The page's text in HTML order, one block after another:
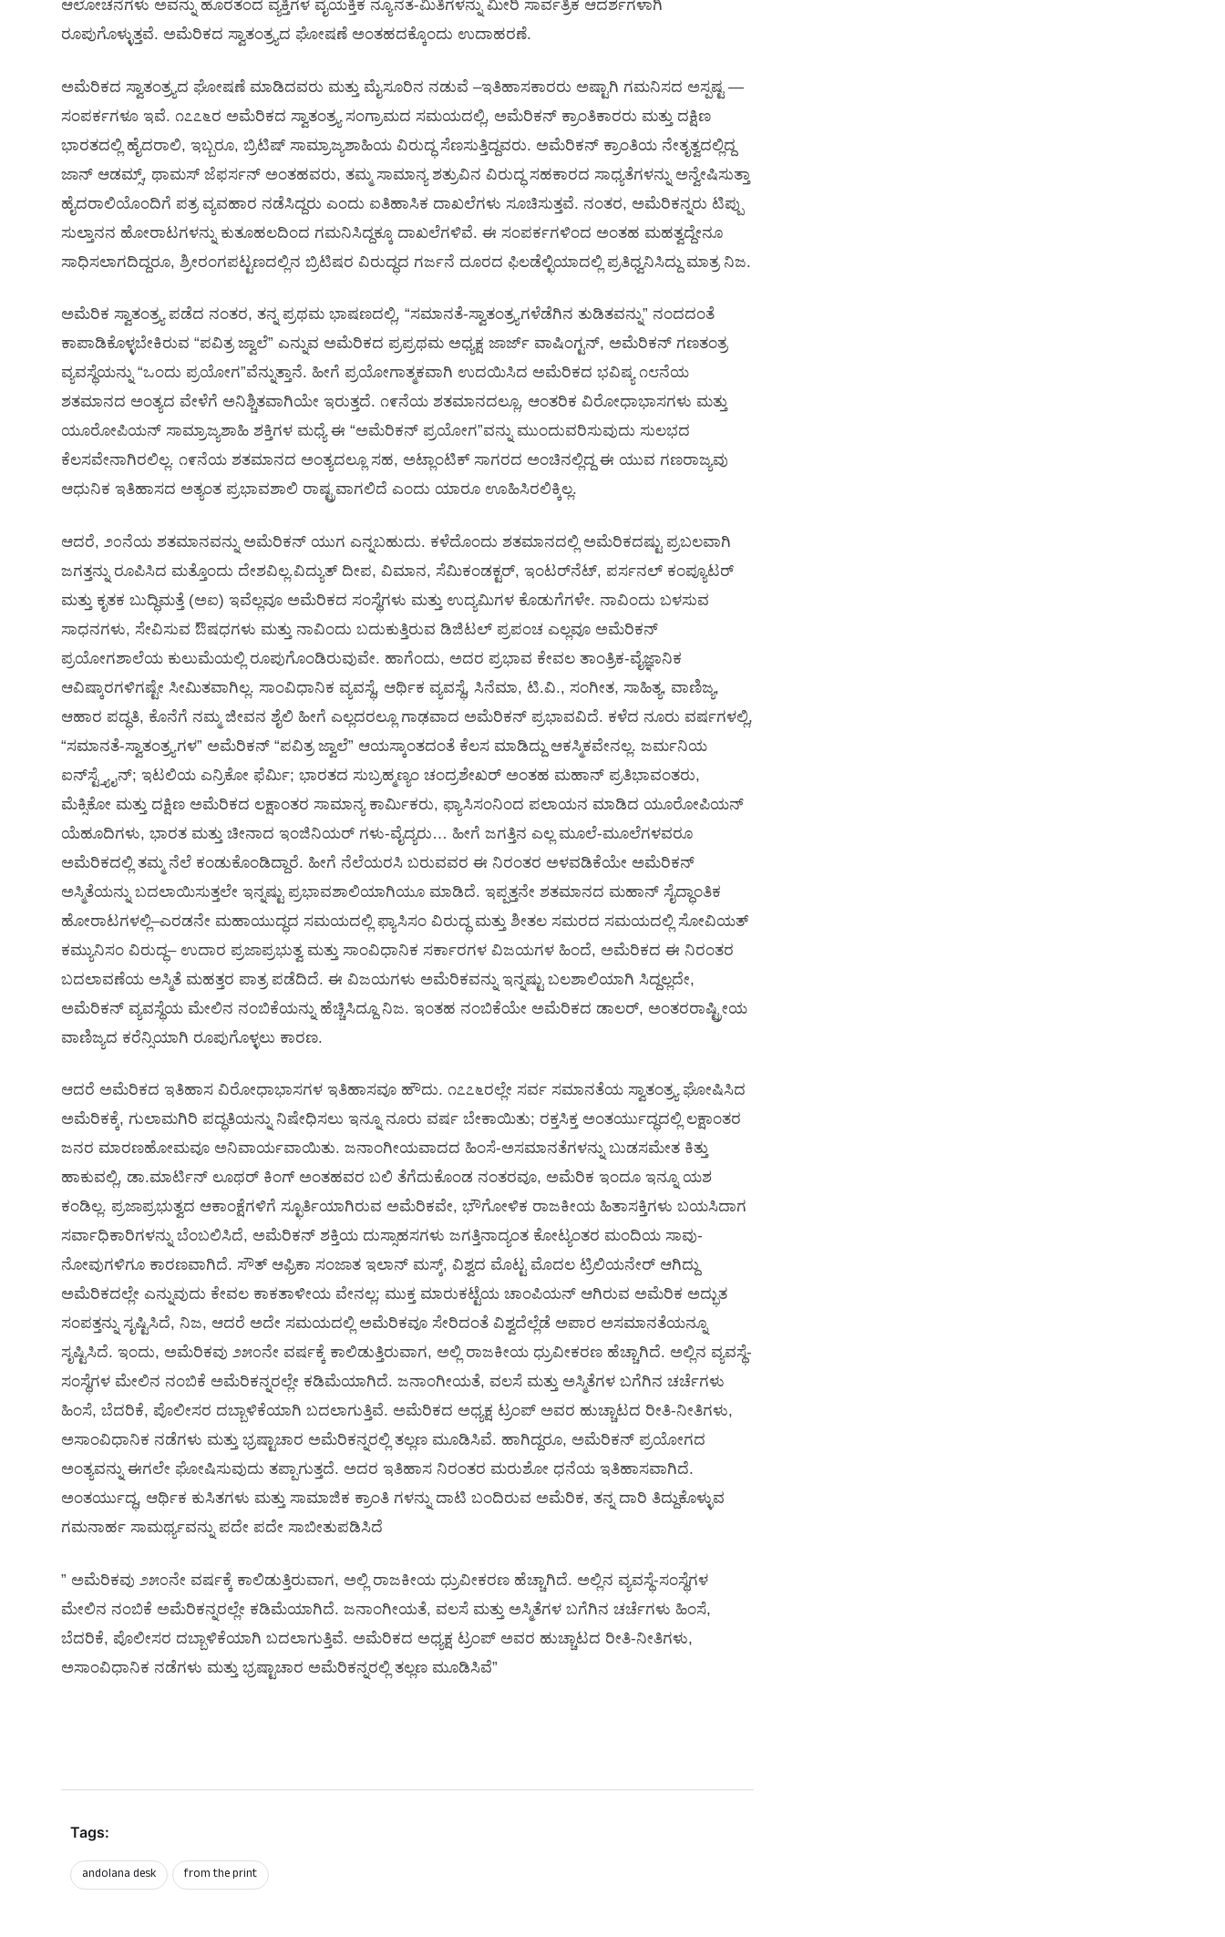
ಆಲೋಚನೆಗಳು ಅವನ್ನು ಹೊರತಂದ ವ್ಯಕ್ತಿಗಳ ವೈಯಕ್ತಿಕ ನ್ಯೂನತೆ-ಮಿತಿಗಳನ್ನು ಮೀರಿ ಸಾರ್ವತ್ರಿಕ ಆದರ್ಶಗಳಾಗಿ
ರೂಪುಗೊಳ್ಳುತ್ತವೆ. ಅಮೆರಿಕದ ಸ್ವಾತಂತ್ರ್ಯದ ಘೋಷಣೆ ಅಂತಹದಕ್ಕೊಂದು ಉದಾಹರಣೆ.
ಅಮೆರಿಕದ ಸ್ವಾತಂತ್ರ್ಯದ ಘೋಷಣೆ ಮಾಡಿದವರು ಮತ್ತು ಮೈಸೂರಿನ ನಡುವೆ –ಇತಿಹಾಸಕಾರರು ಅಷ್ಟಾಗಿ ಗಮನಿಸದ ಅಸ್ಪಷ್ಟ —
ಸಂಪರ್ಕಗಳೂ ಇವೆ. ೧೭೭೬ರ ಅಮೆರಿಕದ ಸ್ವಾತಂತ್ರ್ಯ ಸಂಗ್ರಾಮದ ಸಮಯದಲ್ಲಿ, ಅಮೆರಿಕನ್ ಕ್ರಾಂತಿಕಾರರು ಮತ್ತು ದಕ್ಷಿಣ
ಭಾರತದಲ್ಲಿ ಹೈದರಾಲಿ, ಇಬ್ಬರೂ, ಬ್ರಿಟಿಷ್ ಸಾಮ್ರಾಜ್ಯಶಾಹಿಯ ವಿರುದ್ಧ ಸೆಣಸುತ್ತಿದ್ದವರು. ಅಮೆರಿಕನ್ ಕ್ರಾಂತಿಯ ನೇತೃತ್ವದಲ್ಲಿದ್ದ
ಜಾನ್ ಆಡಮ್ಸ್, ಥಾಮಸ್ ಜೆಫರ್ಸನ್ ಅಂತಹವರು, ತಮ್ಮ ಸಾಮಾನ್ಯ ಶತ್ರುವಿನ ವಿರುದ್ಧ ಸಹಕಾರದ ಸಾಧ್ಯತೆಗಳನ್ನು ಅನ್ವೇಷಿಸುತ್ತಾ
ಹೈದರಾಲಿಯೊಂದಿಗೆ ಪತ್ರ ವ್ಯವಹಾರ ನಡೆಸಿದ್ದರು ಎಂದು ಐತಿಹಾಸಿಕ ದಾಖಲೆಗಳು ಸೂಚಿಸುತ್ತವೆ. ನಂತರ, ಅಮೆರಿಕನ್ನರು ಟಿಪ್ಪು
ಸುಲ್ತಾನನ ಹೋರಾಟಗಳನ್ನು ಕುತೂಹಲದಿಂದ ಗಮನಿಸಿದ್ದಕ್ಕೂ ದಾಖಲೆಗಳಿವೆ. ಈ ಸಂಪರ್ಕಗಳಿಂದ ಅಂತಹ ಮಹತ್ವದ್ದೇನೂ
ಸಾಧಿಸಲಾಗದಿದ್ದರೂ, ಶ್ರೀರಂಗಪಟ್ಟಣದಲ್ಲಿನ ಬ್ರಿಟಿಷರ ವಿರುದ್ಧದ ಗರ್ಜನೆ ದೂರದ ಫಿಲಡೆಲ್ಛಿಯಾದಲ್ಲಿ ಪ್ರತಿಧ್ವನಿಸಿದ್ದು ಮಾತ್ರ ನಿಜ.
ಅಮೆರಿಕ ಸ್ವಾತಂತ್ರ್ಯ ಪಡೆದ ನಂತರ, ತನ್ನ ಪ್ರಥಮ ಭಾಷಣದಲ್ಲಿ, “ಸಮಾನತೆ-ಸ್ವಾತಂತ್ರ್ಯಗಳೆಡೆಗಿನ ತುಡಿತವನ್ನು” ನಂದದಂತೆ
ಕಾಪಾಡಿಕೊಳ್ಳಬೇಕಿರುವ “ಪವಿತ್ರ ಜ್ವಾಲೆ” ಎನ್ನುವ ಅಮೆರಿಕದ ಪ್ರಪ್ರಥಮ ಅಧ್ಯಕ್ಷ ಜಾರ್ಜ್ ವಾಷಿಂಗ್ಟನ್, ಅಮೆರಿಕನ್ ಗಣತಂತ್ರ
ವ್ಯವಸ್ಥೆಯನ್ನು “ಒಂದು ಪ್ರಯೋಗ”ವೆನ್ನುತ್ತಾನೆ. ಹೀಗೆ ಪ್ರಯೋಗಾತ್ಮಕವಾಗಿ ಉದಯಿಸಿದ ಅಮೆರಿಕದ ಭವಿಷ್ಯ ೧೮ನೆಯ
ಶತಮಾನದ ಅಂತ್ಯದ ವೇಳೆಗೆ ಅನಿಶ್ಚಿತವಾಗಿಯೇ ಇರುತ್ತದೆ. ೧೯ನೆಯ ಶತಮಾನದಲ್ಲೂ, ಆಂತರಿಕ ವಿರೋಧಾಭಾಸಗಳು ಮತ್ತು
ಯೂರೋಪಿಯನ್ ಸಾಮ್ರಾಜ್ಯಶಾಹಿ ಶಕ್ತಿಗಳ ಮಧ್ಯೆ ಈ “ಅಮೆರಿಕನ್ ಪ್ರಯೋಗ”ವನ್ನು ಮುಂದುವರಿಸುವುದು ಸುಲಭದ
ಕೆಲಸವೇನಾಗಿರಲಿಲ್ಲ. ೧೯ನೆಯ ಶತಮಾನದ ಅಂತ್ಯದಲ್ಲೂ ಸಹ, ಅಟ್ಲಾಂಟಿಕ್ ಸಾಗರದ ಅಂಚಿನಲ್ಲಿದ್ದ ಈ ಯುವ ಗಣರಾಜ್ಯವು
ಆಧುನಿಕ ಇತಿಹಾಸದ ಅತ್ಯಂತ ಪ್ರಭಾವಶಾಲಿ ರಾಷ್ಟ್ರವಾಗಲಿದೆ ಎಂದು ಯಾರೂ ಊಹಿಸಿರಲಿಕ್ಕಿಲ್ಲ.
ಆದರೆ, ೨೦ನೆಯ ಶತಮಾನವನ್ನು ಅಮೆರಿಕನ್ ಯುಗ ಎನ್ನಬಹುದು. ಕಳೆದೊಂದು ಶತಮಾನದಲ್ಲಿ ಅಮೆರಿಕದಷ್ಟು ಪ್ರಬಲವಾಗಿ
ಜಗತ್ತನ್ನು ರೂಪಿಸಿದ ಮತ್ತೊಂದು ದೇಶವಿಲ್ಲ.ವಿದ್ಯುತ್ ದೀಪ, ವಿಮಾನ, ಸೆಮಿಕಂಡಕ್ಟರ್, ಇಂಟರ್‌ನೆಟ್, ಪರ್ಸನಲ್ ಕಂಪ್ಯೂಟರ್
ಮತ್ತು ಕೃತಕ ಬುದ್ಧಿಮತ್ತೆ (ಅಐ) ಇವೆಲ್ಲವೂ ಅಮೆರಿಕದ ಸಂಸ್ಥೆಗಳು ಮತ್ತು ಉದ್ಯಮಿಗಳ ಕೊಡುಗೆಗಳೇ. ನಾವಿಂದು ಬಳಸುವ
ಸಾಧನಗಳು, ಸೇವಿಸುವ ಔಷಧಗಳು ಮತ್ತು ನಾವಿಂದು ಬದುಕುತ್ತಿರುವ ಡಿಜಿಟಲ್ ಪ್ರಪಂಚ ಎಲ್ಲವೂ ಅಮೆರಿಕನ್
ಪ್ರಯೋಗಶಾಲೆಯ ಕುಲುಮೆಯಲ್ಲಿ ರೂಪುಗೊಂಡಿರುವುವೇ. ಹಾಗೆಂದು, ಅದರ ಪ್ರಭಾವ ಕೇವಲ ತಾಂತ್ರಿಕ-ವೈಜ್ಞಾನಿಕ
ಆವಿಷ್ಕಾರಗಳಿಗಷ್ಟೇ ಸೀಮಿತವಾಗಿಲ್ಲ. ಸಾಂವಿಧಾನಿಕ ವ್ಯವಸ್ಥೆ, ಆರ್ಥಿಕ ವ್ಯವಸ್ಥೆ, ಸಿನೆಮಾ, ಟಿ.ವಿ., ಸಂಗೀತ, ಸಾಹಿತ್ಯ, ವಾಣಿಜ್ಯ,
ಆಹಾರ ಪದ್ಧತಿ, ಕೊನೆಗೆ ನಮ್ಮ ಜೀವನ ಶೈಲಿ ಹೀಗೆ ಎಲ್ಲದರಲ್ಲೂ ಗಾಢವಾದ ಅಮೆರಿಕನ್ ಪ್ರಭಾವವಿದೆ. ಕಳೆದ ನೂರು ವರ್ಷಗಳಲ್ಲಿ,
“ಸಮಾನತೆ-ಸ್ವಾತಂತ್ರ್ಯಗಳ” ಅಮೆರಿಕನ್ “ಪವಿತ್ರ ಜ್ವಾಲೆ” ಆಯಸ್ಕಾಂತದಂತೆ ಕೆಲಸ ಮಾಡಿದ್ದು ಆಕಸ್ಮಿಕವೇನಲ್ಲ. ಜರ್ಮನಿಯ
ಐನ್‌ಸ್ಟ್ತ್ಯೈನ್; ಇಟಲಿಯ ಎನ್ರಿಕೋ ಫೆರ್ಮಿ; ಭಾರತದ ಸುಬ್ರಹ್ಮಣ್ಯಂ ಚಂದ್ರಶೇಖರ್ ಅಂತಹ ಮಹಾನ್ ಪ್ರತಿಭಾವಂತರು,
ಮೆಕ್ಸಿಕೋ ಮತ್ತು ದಕ್ಷಿಣ ಅಮೆರಿಕದ ಲಕ್ಷಾಂತರ ಸಾಮಾನ್ಯ ಕಾರ್ಮಿಕರು, ಫ್ಯಾಸಿಸಂನಿಂದ ಪಲಾಯನ ಮಾಡಿದ ಯೂರೋಪಿಯನ್
ಯೆಹೂದಿಗಳು, ಭಾರತ ಮತ್ತು ಚೀನಾದ ಇಂಜಿನಿಯರ್ ಗಳು-ವೈದ್ಯರು… ಹೀಗೆ ಜಗತ್ತಿನ ಎಲ್ಲ ಮೂಲೆ-ಮೂಲೆಗಳವರೂ
ಅಮೆರಿಕದಲ್ಲಿ ತಮ್ಮ ನೆಲೆ ಕಂಡುಕೊಂಡಿದ್ದಾರೆ. ಹೀಗೆ ನೆಲೆಯರಸಿ ಬರುವವರ ಈ ನಿರಂತರ ಅಳವಡಿಕೆಯೇ ಅಮೆರಿಕನ್
ಅಸ್ಮಿತೆಯನ್ನು ಬದಲಾಯಿಸುತ್ತಲೇ ಇನ್ನಷ್ಟು ಪ್ರಭಾವಶಾಲಿಯಾಗಿಯೂ ಮಾಡಿದೆ. ಇಪ್ಪತ್ತನೇ ಶತಮಾನದ ಮಹಾನ್ ಸೈದ್ಧಾಂತಿಕ
ಹೋರಾಟಗಳಲ್ಲಿ–ಎರಡನೇ ಮಹಾಯುದ್ಧದ ಸಮಯದಲ್ಲಿ ಫ್ಯಾಸಿಸಂ ವಿರುದ್ಧ ಮತ್ತು ಶೀತಲ ಸಮರದ ಸಮಯದಲ್ಲಿ ಸೋವಿಯತ್
ಕಮ್ಯುನಿಸಂ ವಿರುದ್ಧ– ಉದಾರ ಪ್ರಜಾಪ್ರಭುತ್ವ ಮತ್ತು ಸಾಂವಿಧಾನಿಕ ಸರ್ಕಾರಗಳ ವಿಜಯಗಳ ಹಿಂದೆ, ಅಮೆರಿಕದ ಈ ನಿರಂತರ
ಬದಲಾವಣೆಯ ಅಸ್ಮಿತೆ ಮಹತ್ತರ ಪಾತ್ರ ಪಡೆದಿದೆ. ಈ ವಿಜಯಗಳು ಅಮೆರಿಕವನ್ನು ಇನ್ನಷ್ಟು ಬಲಶಾಲಿಯಾಗಿ ಸಿದ್ದಲ್ಲದೇ,
ಅಮೆರಿಕನ್ ವ್ಯವಸ್ಥೆಯ ಮೇಲಿನ ನಂಬಿಕೆಯನ್ನು ಹೆಚ್ಚಿಸಿದ್ದೂ ನಿಜ. ಇಂತಹ ನಂಬಿಕೆಯೇ ಅಮೆರಿಕದ ಡಾಲರ್, ಅಂತರರಾಷ್ಟ್ರೀಯ
ವಾಣಿಜ್ಯದ ಕರೆನ್ಸಿಯಾಗಿ ರೂಪುಗೊಳ್ಳಲು ಕಾರಣ.
ಆದರೆ ಅಮೆರಿಕದ ಇತಿಹಾಸ ವಿರೋಧಾಭಾಸಗಳ ಇತಿಹಾಸವೂ ಹೌದು. ೧೭೭೬ರಲ್ಲೇ ಸರ್ವ ಸಮಾನತೆಯ ಸ್ವಾತಂತ್ರ್ಯ ಘೋಷಿಸಿದ
ಅಮೆರಿಕಕ್ಕೆ, ಗುಲಾಮಗಿರಿ ಪದ್ಧತಿಯನ್ನು ನಿಷೇಧಿಸಲು ಇನ್ನೂ ನೂರು ವರ್ಷ ಬೇಕಾಯಿತು; ರಕ್ತಸಿಕ್ತ ಅಂತರ್ಯುದ್ಧದಲ್ಲಿ ಲಕ್ಷಾಂತರ
ಜನರ ಮಾರಣಹೋಮವೂ ಅನಿವಾರ್ಯವಾಯಿತು. ಜನಾಂಗೀಯವಾದದ ಹಿಂಸೆ-ಅಸಮಾನತೆಗಳನ್ನು ಬುಡಸಮೇತ ಕಿತ್ತು
ಹಾಕುವಲ್ಲಿ, ಡಾ.ಮಾರ್ಟಿನ್ ಲೂಥರ್ ಕಿಂಗ್ ಅಂತಹವರ ಬಲಿ ತೆಗೆದುಕೊಂಡ ನಂತರವೂ, ಅಮೆರಿಕ ಇಂದೂ ಇನ್ನೂ ಯಶ
ಕಂಡಿಲ್ಲ. ಪ್ರಜಾಪ್ರಭುತ್ವದ ಆಕಾಂಕ್ಷೆಗಳಿಗೆ ಸ್ಛೂರ್ತಿಯಾಗಿರುವ ಅಮೆರಿಕವೇ, ಭೌಗೋಳಿಕ ರಾಜಕೀಯ ಹಿತಾಸಕ್ತಿಗಳು ಬಯಸಿದಾಗ
ಸರ್ವಾಧಿಕಾರಿಗಳನ್ನು ಬೆಂಬಲಿಸಿದೆ, ಅಮೆರಿಕನ್ ಶಕ್ತಿಯ ದುಸ್ಸಾಹಸಗಳು ಜಗತ್ತಿನಾದ್ಯಂತ ಕೋಟ್ಯಂತರ ಮಂದಿಯ ಸಾವು-
ನೋವುಗಳಿಗೂ ಕಾರಣವಾಗಿದೆ. ಸೌತ್ ಆಫ್ರಿಕಾ ಸಂಜಾತ ಇಲಾನ್ ಮಸ್ಕ್, ವಿಶ್ವದ ಮೊಟ್ಟ ಮೊದಲ ಟ್ರಿಲಿಯನೇರ್ ಆಗಿದ್ದು
ಅಮೆರಿಕದಲ್ಲೇ ಎನ್ನುವುದು ಕೇವಲ ಕಾಕತಾಳೀಯ ವೇನಲ್ಲ; ಮುಕ್ತ ಮಾರುಕಟ್ಟೆಯ ಚಾಂಪಿಯನ್ ಆಗಿರುವ ಅಮೆರಿಕ ಅದ್ಭುತ
ಸಂಪತ್ತನ್ನು ಸೃಷ್ಟಿಸಿದೆ, ನಿಜ, ಆದರೆ ಅದೇ ಸಮಯದಲ್ಲಿ ಅಮೆರಿಕವೂ ಸೇರಿದಂತೆ ವಿಶ್ವದೆಲ್ಲೆಡೆ ಅಪಾರ ಅಸಮಾನತೆಯನ್ನೂ
ಸೃಷ್ಟಿಸಿದೆ. ಇಂದು, ಅಮೆರಿಕವು ೨೫೦ನೇ ವರ್ಷಕ್ಕೆ ಕಾಲಿಡುತ್ತಿರುವಾಗ, ಅಲ್ಲಿ ರಾಜಕೀಯ ಧ್ರುವೀಕರಣ ಹೆಚ್ಚಾಗಿದೆ. ಅಲ್ಲಿನ ವ್ಯವಸ್ಥೆ-
ಸಂಸ್ಥೆಗಳ ಮೇಲಿನ ನಂಬಿಕೆ ಅಮೆರಿಕನ್ನರಲ್ಲೇ ಕಡಿಮೆಯಾಗಿದೆ. ಜನಾಂಗೀಯತೆ, ವಲಸೆ ಮತ್ತು ಅಸ್ಮಿತೆಗಳ ಬಗೆಗಿನ ಚರ್ಚೆಗಳು
ಹಿಂಸೆ, ಬೆದರಿಕೆ, ಪೊಲೀಸರ ದಬ್ಬಾಳಿಕೆಯಾಗಿ ಬದಲಾಗುತ್ತಿವೆ. ಅಮೆರಿಕದ ಅಧ್ಯಕ್ಷ ಟ್ರಂಪ್ ಅವರ ಹುಚ್ಚಾಟದ ರೀತಿ-ನೀತಿಗಳು,
ಅಸಾಂವಿಧಾನಿಕ ನಡೆಗಳು ಮತ್ತು ಭ್ರಷ್ಟಾಚಾರ ಅಮೆರಿಕನ್ನರಲ್ಲಿ ತಲ್ಲಣ ಮೂಡಿಸಿವೆ. ಹಾಗಿದ್ದರೂ, ಅಮೆರಿಕನ್ ಪ್ರಯೋಗದ
ಅಂತ್ಯವನ್ನು ಈಗಲೇ ಘೋಷಿಸುವುದು ತಪ್ಪಾಗುತ್ತದೆ. ಅದರ ಇತಿಹಾಸ ನಿರಂತರ ಮರುಶೋ ಧನೆಯ ಇತಿಹಾಸವಾಗಿದೆ.
ಅಂತರ್ಯುದ್ಧ, ಆರ್ಥಿಕ ಕುಸಿತಗಳು ಮತ್ತು ಸಾಮಾಜಿಕ ಕ್ರಾಂತಿ ಗಳನ್ನು ದಾಟಿ ಬಂದಿರುವ ಅಮೆರಿಕ, ತನ್ನ ದಾರಿ ತಿದ್ದುಕೊಳ್ಳುವ
ಗಮನಾರ್ಹ ಸಾಮರ್ಥ್ಯವನ್ನು ಪದೇ ಪದೇ ಸಾಬೀತುಪಡಿಸಿದೆ
” ಅಮೆರಿಕವು ೨೫೦ನೇ ವರ್ಷಕ್ಕೆ ಕಾಲಿಡುತ್ತಿರುವಾಗ, ಅಲ್ಲಿ ರಾಜಕೀಯ ಧ್ರುವೀಕರಣ ಹೆಚ್ಚಾಗಿದೆ. ಅಲ್ಲಿನ ವ್ಯವಸ್ಥೆ-ಸಂಸ್ಥೆಗಳ
ಮೇಲಿನ ನಂಬಿಕೆ ಅಮೆರಿಕನ್ನರಲ್ಲೇ ಕಡಿಮೆಯಾಗಿದೆ. ಜನಾಂಗೀಯತೆ, ವಲಸೆ ಮತ್ತು ಅಸ್ಮಿತೆಗಳ ಬಗೆಗಿನ ಚರ್ಚೆಗಳು ಹಿಂಸೆ,
ಬೆದರಿಕೆ, ಪೊಲೀಸರ ದಬ್ಬಾಳಿಕೆಯಾಗಿ ಬದಲಾಗುತ್ತಿವೆ. ಅಮೆರಿಕದ ಅಧ್ಯಕ್ಷ ಟ್ರಂಪ್ ಅವರ ಹುಚ್ಚಾಟದ ರೀತಿ-ನೀತಿಗಳು,
ಅಸಾಂವಿಧಾನಿಕ ನಡೆಗಳು ಮತ್ತು ಭ್ರಷ್ಟಾಚಾರ ಅಮೆರಿಕನ್ನರಲ್ಲಿ ತಲ್ಲಣ ಮೂಡಿಸಿವೆ”
Tags:
andolana desk from the print